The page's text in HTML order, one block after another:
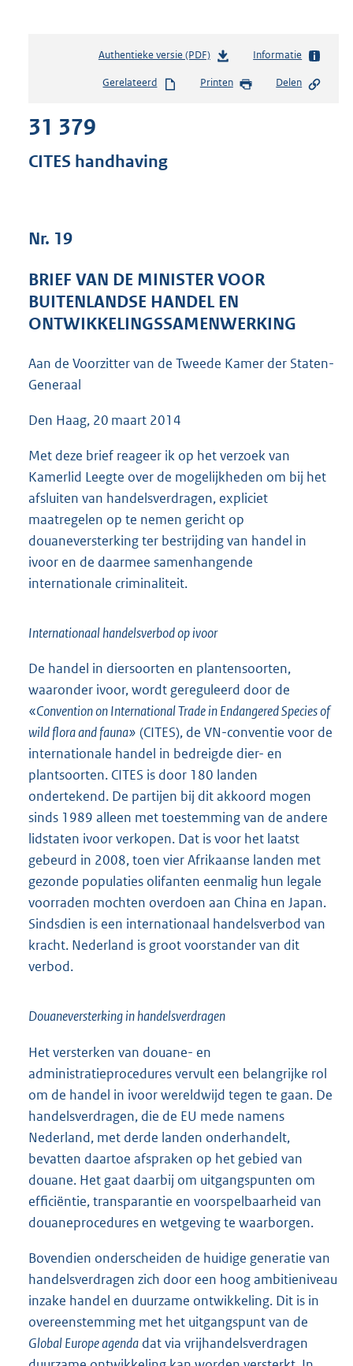
Authentieke versie (PDF)b
s
e
:
4
b
Informatie
Gerelateerd Printen Delen
31 379
CITES handhaving
Nr. 19
BRIEF VAN DE MINISTER VOOR
BUITENLANDSE HANDEL EN
ONTWIKKELINGSSAMENWERKING
Aan de Voorzitter van de Tweede Kamer der Staten-
Generaal
Den Haag, 20 maart 2014
Met deze brief reageer ik op het verzoek van
Kamerlid Leegte over de mogelijkheden om bij het
afsluiten van handelsverdragen, expliciet
maatregelen op te nemen gericht op
douaneversterking ter bestrijding van handel in
ivoor en de daarmee samenhangende
internationale criminaliteit.
Internationaal handelsverbod op ivoor
De handel in diersoorten en plantensoorten,
waaronder ivoor, wordt gereguleerd door de
«Convention on International Trade in Endangered Species of
wild flora and fauna» (CITES), de VN-conventie voor de
internationale handel in bedreigde dier- en
plantsoorten. CITES is door 180 landen
ondertekend. De partijen bij dit akkoord mogen
sinds 1989 alleen met toestemming van de andere
lidstaten ivoor verkopen. Dat is voor het laatst
gebeurd in 2008, toen vier Afrikaanse landen met
gezonde populaties olifanten eenmalig hun legale
voorraden mochten overdoen aan China en Japan.
Sindsdien is een internationaal handelsverbod van
kracht. Nederland is groot voorstander van dit
verbod.
Douaneversterking in handelsverdragen
Het versterken van douane- en
administratieprocedures vervult een belangrijke rol
om de handel in ivoor wereldwijd tegen te gaan. De
handelsverdragen, die de EU mede namens
Nederland, met derde landen onderhandelt,
bevatten daartoe afspraken op het gebied van
douane. Het gaat daarbij om uitgangspunten om
efficiëntie, transparantie en voorspelbaarheid van
douaneprocedures en wetgeving te waarborgen.
Bovendien onderscheiden de huidige generatie van
handelsverdragen zich door een hoog ambitieniveau
inzake handel en duurzame ontwikkeling. Dit is in
overeenstemming met het uitgangspunt van de
Global Europe agenda dat via vrijhandelsverdragen